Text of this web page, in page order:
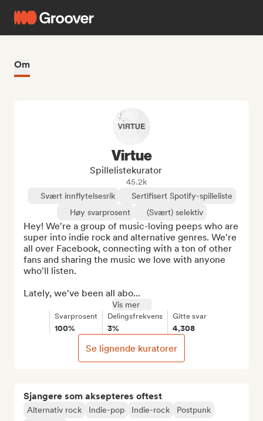
Om
Sjangere som aksepteres oftest
Alternativ rock Indie-pop Indie-rock
Postpunk
Virtue
Spillelistekurator
45.2k
Svært innflytelsesrik
Sertifisert Spotify-spilleliste
Høy svarprosent
(Svært) selektiv
Hey! We're a group of music-loving peeps who are
super into indie rock and alternative genres. We're
all over Facebook, connecting with a ton of other
fans and sharing the music we love with anyone
who'll listen.
Lately, we've been all abo...
Vis mer
Svarprosent
100%
Delingsfrekvens
3%
Gitte svar
4,308
Se lignende kuratorer